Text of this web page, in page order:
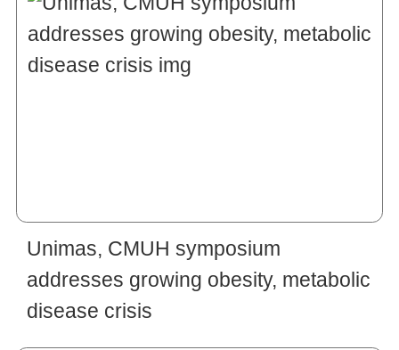
Unimas, CMUH symposium
addresses growing obesity, metabolic
disease crisis